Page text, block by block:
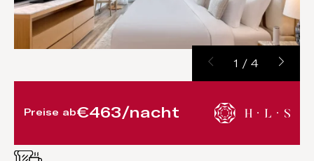
1 / 4
Preise ab€463/nacht